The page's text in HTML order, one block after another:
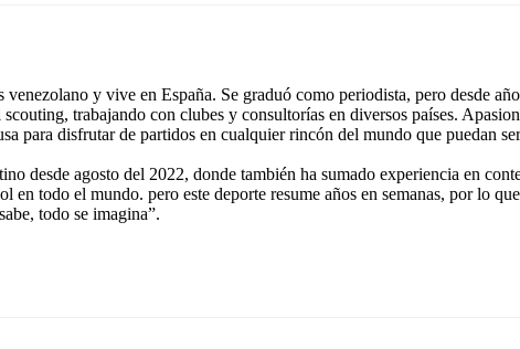
y vive en España. Se graduó como periodista, pero desde
trabajando con clubes y consultorías en diversos países.
para disfrutar de partidos en cualquier rincón del mundo que puedan
desde agosto del 2022, donde también ha sumado experiencia en
en todo el mundo. pero este deporte resume años en semanas, por lo
todo se imagina”.